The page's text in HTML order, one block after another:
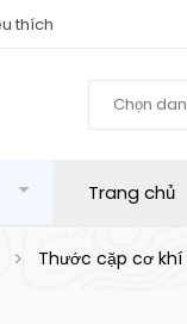
thích
Chọn
Trang chủ
Thước cặp cơ